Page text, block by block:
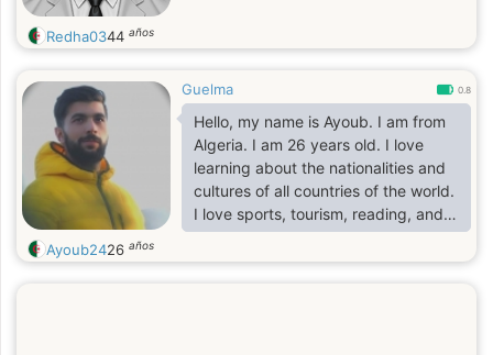
Redha0344 años
Guelma 0.8
Hello, my name is Ayoub. I am from
Algeria. I am 26 years old. I love
learning about the nationalities and
cultures of all countries of the world.
I love sports, tourism, reading, and
many adventures.
Ayoub2426 años